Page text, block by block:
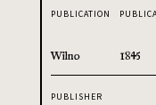
PUBLICATION
Wilno 1845
PUBLISHER